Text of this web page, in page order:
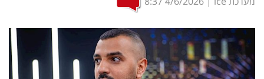
מדדים
ומחקרים